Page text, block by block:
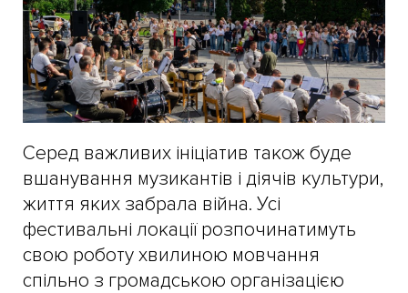
Серед важливих ініціатив також буде
вшанування музикантів і діячів культури,
життя яких забрала війна. Усі
фестивальні локації розпочинатимуть
свою роботу хвилиною мовчання
спільно з громадською організацією